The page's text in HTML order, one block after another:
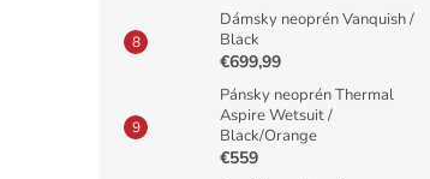
Dámsky neoprén Vanquish /
Black
€699,99
Pánsky neoprén Thermal
Aspire Wetsuit /
Black/Orange
€559